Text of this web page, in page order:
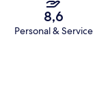
8,6
Personal & Service